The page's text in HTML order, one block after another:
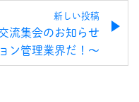
新しい投稿
流集会のお知らせ
ン管理業界だ！～